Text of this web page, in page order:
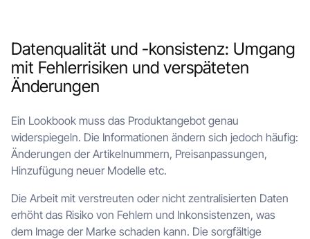
Datenqualität und -konsistenz: Umgang
mit Fehlerrisiken und verspäteten
Änderungen
Ein Lookbook muss das Produktangebot genau
widerspiegeln. Die Informationen ändern sich jedoch häufig:
Änderungen der Artikelnummern, Preisanpassungen,
Hinzufügung neuer Modelle etc.
Die Arbeit mit verstreuten oder nicht zentralisierten Daten
erhöht das Risiko von Fehlern und Inkonsistenzen, was
dem Image der Marke schaden kann. Die sorgfältige